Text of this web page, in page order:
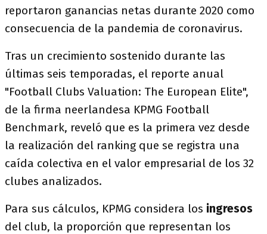
reportaron ganancias netas durante 2020 como
consecuencia de la pandemia de coronavirus.
Tras un crecimiento sostenido durante las
últimas seis temporadas, el reporte anual
"Football Clubs Valuation: The European Elite",
de la firma neerlandesa KPMG Football
Benchmark, reveló que es la primera vez desde
la realización del ranking que se registra una
caída colectiva en el valor empresarial de los 32
clubes analizados.
Para sus cálculos, KPMG considera los ingresos
del club, la proporción que representan los